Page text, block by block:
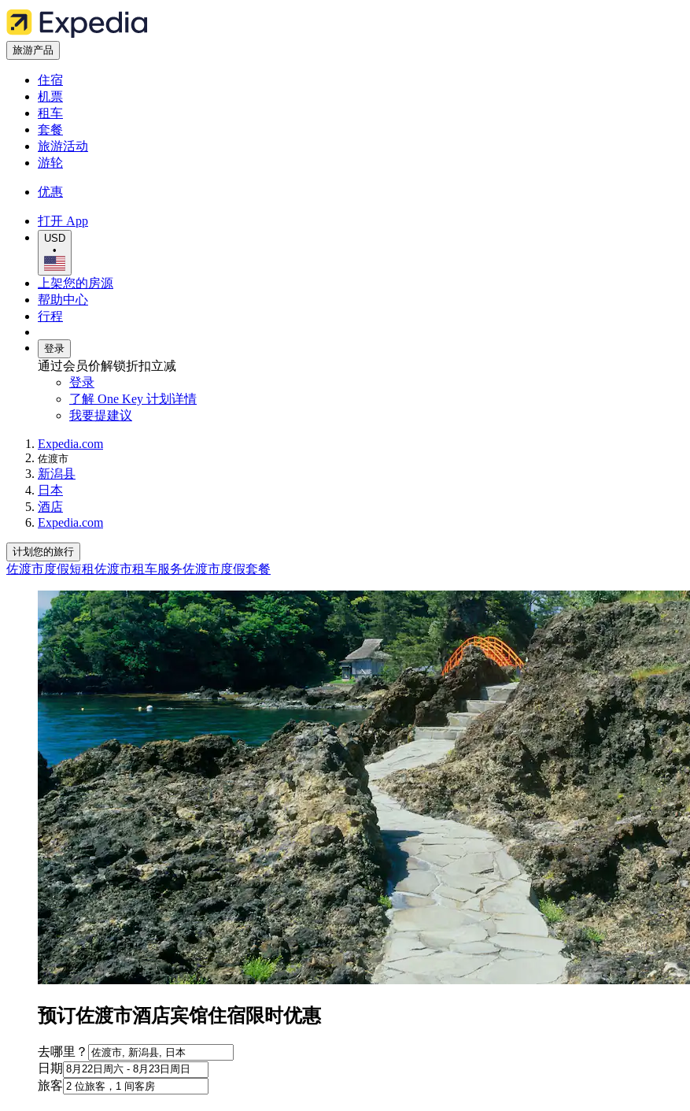
旅游产品
住宿
机票
租车
套餐
旅游活动
游轮
优惠
打开 App
USD
•
上架您的房源
帮助中心
行程
登录
通过会员价解锁折扣立减
登录
了解 One Key 计划详情
我要提建议
Expedia.com
佐渡市
新潟县
日本
酒店
Expedia.com
计划您的旅行
佐渡市度假短租佐渡市租车服务佐渡市度假套餐
预订佐渡市酒店宾馆住宿限时优惠
去哪里？
日期
旅客